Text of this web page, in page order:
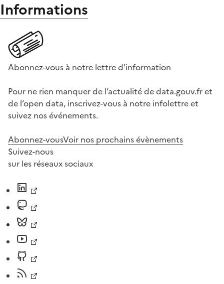
Informations
Abonnez-vous à notre lettre d'information
Pour ne rien manquer de l’actualité de data.gouv.fr et
de l’open data, inscrivez-vous à notre infolettre et
suivez nos événements.
Abonnez-vousVoir nos prochains évènements
Suivez-nous
sur les réseaux sociaux